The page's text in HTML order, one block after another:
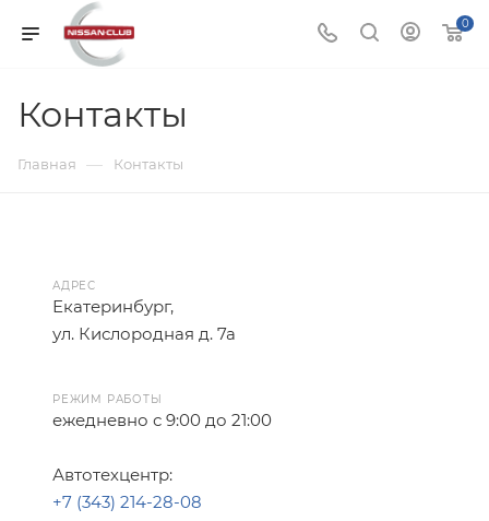
0
Контакты
Главная — Контакты
АДРЕС
Екатеринбург,
ул. Кислородная д. 7а
РЕЖИМ РАБОТЫ
ежедневно с 9:00 до 21:00
Автотехцентр:
+7 (343) 214-28-08